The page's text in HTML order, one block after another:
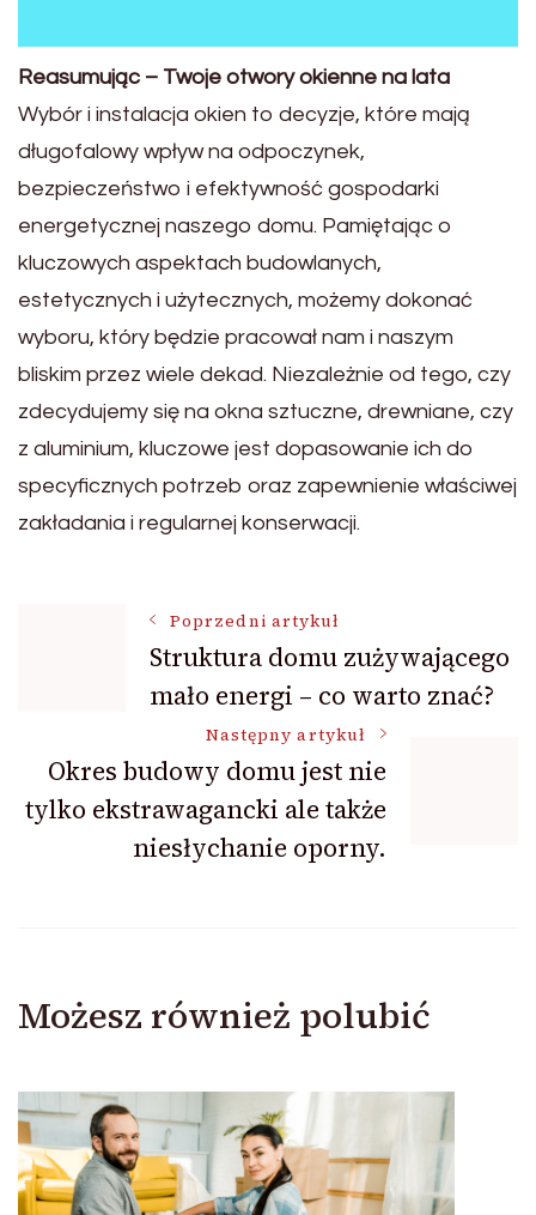
Reasumując – Twoje otwory okienne na lata
Wybór i instalacja okien to decyzje, które mają
długofalowy wpływ na odpoczynek,
bezpieczeństwo i efektywność gospodarki
energetycznej naszego domu. Pamiętając o
kluczowych aspektach budowlanych,
estetycznych i użytecznych, możemy dokonać
wyboru, który będzie pracował nam i naszym
bliskim przez wiele dekad. Niezależnie od tego, czy
zdecydujemy się na okna sztuczne, drewniane, czy
z aluminium, kluczowe jest dopasowanie ich do
specyficznych potrzeb oraz zapewnienie właściwej
zakładania i regularnej konserwacji.
Nawigacja
wpisu
Poprzedni artykuł
Struktura domu zużywającego
mało energi – co warto znać?
Następny artykuł
Okres budowy domu jest nie
tylko ekstrawagancki ale także
niesłychanie oporny.
Możesz również polubić